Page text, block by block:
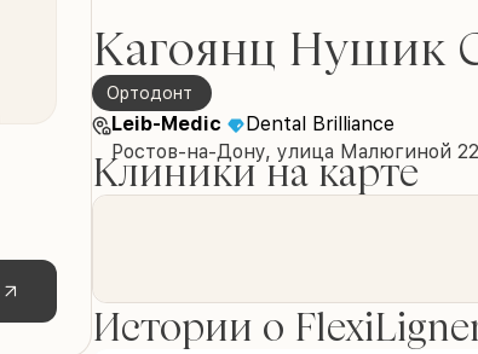
Кагоянц Нушик
ортодонт
Leib-Medic
Dental Brilliance
Ростов-на-Дону, улица Малюгиной
Клиники на карте
Истории о